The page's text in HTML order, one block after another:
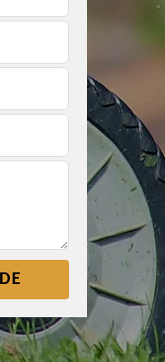
Tonte et réfection de